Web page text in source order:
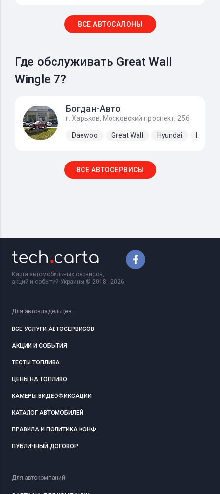
ВСЕ АВТОСАЛОНЫ
Где обслуживать Great Wall
Wingle 7?
Богдан-Авто
г. Харьков, Московский проспект, 256
Daewoo Great Wall Hyundai Lifan
ВСЕ АВТОСЕРВИСЫ
Карта автомобильных сервисов,
акций и событий Украины © 2018 - 2026
Для автовладельцев
ВСЕ УСЛУГИ АВТОСЕРВИСОВ
АКЦИИ И СОБЫТИЯ
ТЕСТЫ ТОПЛИВА
ЦЕНЫ НА ТОПЛИВО
КАМЕРЫ ВИДЕОФИКСАЦИИ
КАТАЛОГ АВТОМОБИЛЕЙ
ПРАВИЛА И ПОЛИТИКА КОНФ.
ПУБЛИЧНЫЙ ДОГОВОР
Для автокомпаний